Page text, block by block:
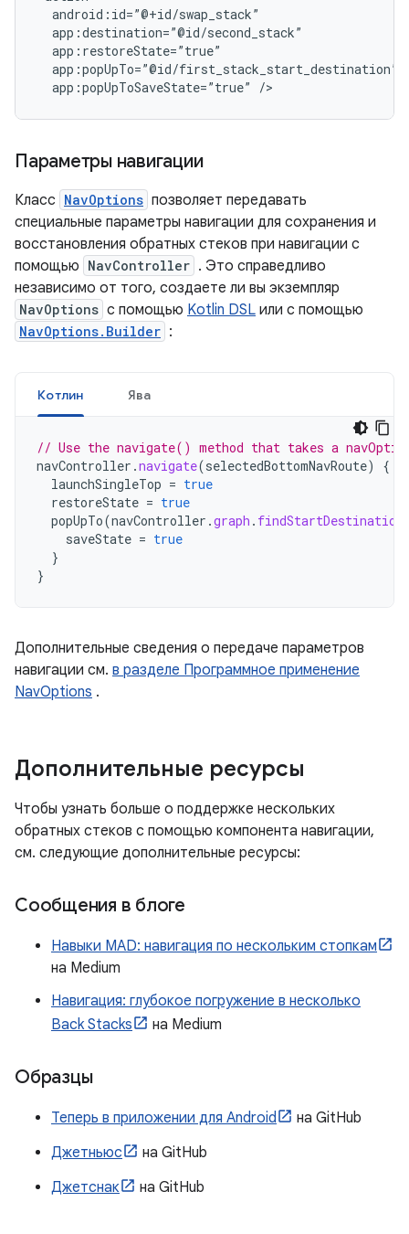
app:popUpToSaveState=”true”
Параметры навигации
Класс NavOptions позволяет передавать
специальные параметры навигации для сохранения и
восстановления обратных стеков при навигации с
помощью NavController . Это справедливо
независимо от того, создаете ли вы экземпляр
NavOptions с помощью Kotlin DSL или с помощью
NavOptions.Builder :
Котлин Ява
// Use the navigate() method that takes a
navController .navigate(selectedBottomNavRoute)
{
launchSingleTop = true
restoreState = true
popUpTo(navController .graph . findStartDestination
saveState = true
}
}
Дополнительные сведения о передаче параметров
навигации см. в разделе Программное применение
NavOptions .
Дополнительные ресурсы
Чтобы узнать больше о поддержке нескольких
обратных стеков с помощью компонента навигации,
см. следующие дополнительные ресурсы:
Сообщения в блоге
Навыки MAD: навигация по нескольким стопкам
на Medium
Навигация: глубокое погружение в несколько
Back Stacks
на Medium
Образцы
Теперь в приложении для Android
на GitHub
Джетньюс
на GitHub
Джетснак
на GitHub